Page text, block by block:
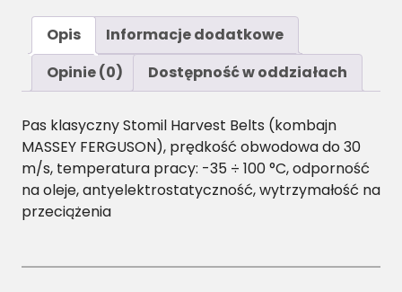
Opis
Informacje dodatkowe
Opinie (0)
Dostępność w oddziałach
Pas klasyczny Stomil Harvest Belts (kombajn
MASSEY FERGUSON), prędkość obwodowa do 30
m/s, temperatura pracy: -35 ÷ 100 °C, odporność
na oleje, antyelektrostatyczność, wytrzymałość na
przeciążenia